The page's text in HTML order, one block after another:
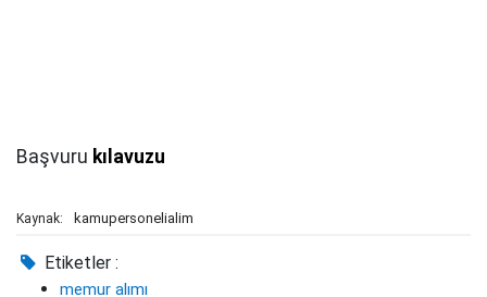
Başvuru kılavuzu
Kaynak: kamupersonelialim
Etiketler :
memur alımı